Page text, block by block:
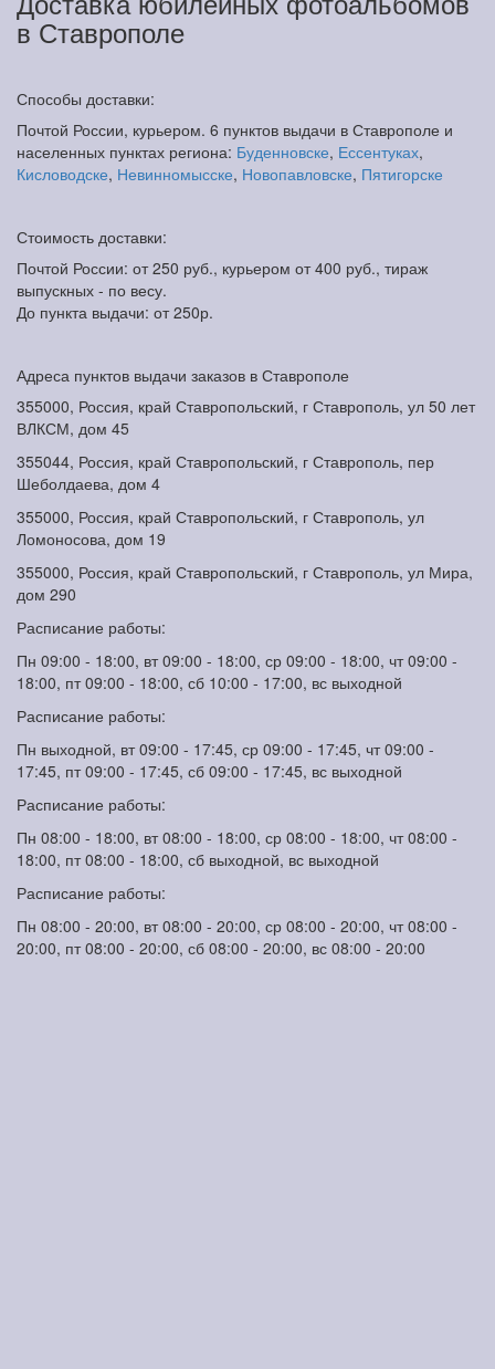
в Ставрополе
Способы доставки:
Почтой России, курьером. 6 пунктов выдачи в Ставрополе и
населенных пунктах региона: Буденновске, Ессентуках,
Кисловодске, Невинномысске, Новопавловске, Пятигорске
Стоимость доставки:
Почтой России: от 250 руб., курьером от 400 руб., тираж
выпускных - по весу.
До пункта выдачи: от 250р.
Адреса пунктов выдачи заказов в Ставрополе
355000, Россия, край Ставропольский, г Ставрополь, ул 50 лет
ВЛКСМ, дом 45
355044, Россия, край Ставропольский, г Ставрополь, пер
Шеболдаева, дом 4
355000, Россия, край Ставропольский, г Ставрополь, ул
Ломоносова, дом 19
355000, Россия, край Ставропольский, г Ставрополь, ул Мира,
дом 290
Расписание работы:
Пн 09:00 - 18:00, вт 09:00 - 18:00, ср 09:00 - 18:00, чт 09:00 -
18:00, пт 09:00 - 18:00, сб 10:00 - 17:00, вс выходной
Расписание работы:
Пн выходной, вт 09:00 - 17:45, ср 09:00 - 17:45, чт 09:00 -
17:45, пт 09:00 - 17:45, сб 09:00 - 17:45, вс выходной
Расписание работы:
Пн 08:00 - 18:00, вт 08:00 - 18:00, ср 08:00 - 18:00, чт 08:00 -
18:00, пт 08:00 - 18:00, сб выходной, вс выходной
Расписание работы:
Пн 08:00 - 20:00, вт 08:00 - 20:00, ср 08:00 - 20:00, чт 08:00 -
20:00, пт 08:00 - 20:00, сб 08:00 - 20:00, вс 08:00 - 20:00